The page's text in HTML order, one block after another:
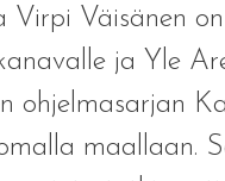
Virpi Väisänen
ja Yle
ohjelmasarjan
maallaan.